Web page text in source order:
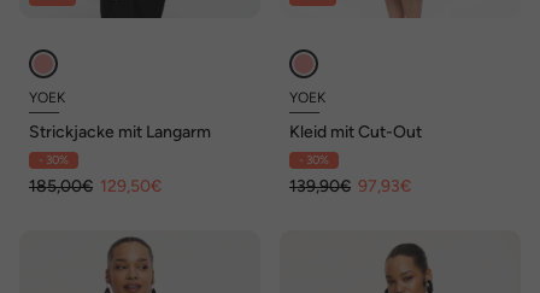
YOEK
Strickjacke mit Langarm
- 30%
185,00€ 129,50€
YOEK
Kleid mit Cut-Out
- 30%
139,90€ 97,93€